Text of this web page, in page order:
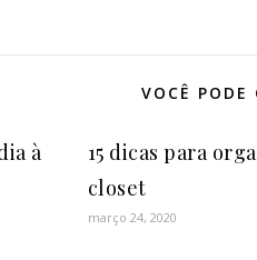
VOCÊ PODE
à
15 dicas para
closet
março 24, 2020